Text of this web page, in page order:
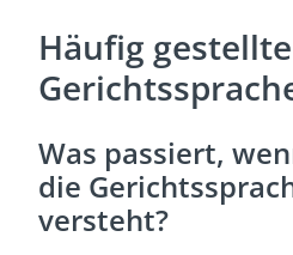
Häufig
Was passiert,
die
versteht?